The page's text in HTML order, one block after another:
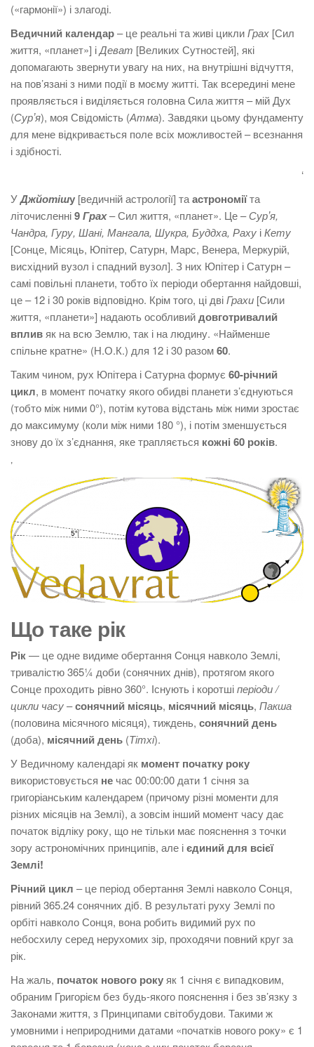
(«гармонії») і злагоді.
Ведичний календар– це реальні та живі циклиГрах [Сил
життя, «планет»] іДеват [Великих Сутностей], які
допомагають звернути увагу на них, на внутрішні відчуття,
на пов’язані з ними події в моєму житті. Так всередині мене
проявляється і виділяється головна Сила життя – мій Дух
(Сурʼя), моя Свідомість (Атма). Завдяки цьому фундаменту
для мене відкривається поле всіх можливостей – всезнання
і здібності.
‘
УДжйотішу [ведичній астрології] таастрономіїта
літочисленні9Грах– Сил життя, «планет». Це –Сурʼя,
Чандра, Гуру, Шані, Мангала, Шукра, Буддха, Раху іКету
[Сонце, Місяць, Юпітер, Сатурн, Марс, Венера, Меркурій,
висхідний вузол і спадний вузол]. З них Юпітер і Сатурн –
самі повільні планети, тобто їх періоди обертання найдовші,
це – 12 і 30 років відповідно. Крім того, ці двіГрахи [Сили
життя, «планети»] надають особливийдовготривалий
вплив як на всю Землю, так і на людину. «Найменше
спільне кратне» (Н.О.К.) для 12 і 30 разом60.
Таким чином, рух Юпітера і Сатурна формує 60-річний
цикл, в момент початку якого обидві планети з’єднуються
(тобто між ними 0°), потім кутова відстань між ними зростає
до максимуму (коли між ними 180 °), і потім зменшується
знову до їх з’єднання, яке трапляється кожні 60 років.
ʼ
Що таке рік
Рік— це одне видиме обертання Сонця навколо Землі,
тривалістю 365¼ доби (сонячних днів), протягом якого
Сонце проходить рівно 360°. Існують і коротшіперіоди /
цикли часу–сонячний місяць, місячний місяць, Пакша
(половина місячного місяця), тиждень, сонячний день
(доба), місячний день (Тітхі).
У Ведичному календарі як момент початку року
використовується не час 00:00:00 дати 1 січня за
григоріанським календарем (причому різні моменти для
різних місяців на Землі), а зовсім інший момент часу дає
початок відліку року, що не тільки має пояснення з точки
зору астрономічних принципів, але ієдиний для всієї
Землі!
Річний цикл – це період обертання Землі навколо Сонця,
рівний 365.24 сонячних діб. В результаті руху Землі по
орбіті навколо Сонця, вона робить видимий рух по
небосхилу серед нерухомих зір, проходячи повний круг за
рік.
На жаль, початок нового року як 1 січня є випадковим,
обраним Григорієм без будь-якого пояснення і без зв’язку з
Законами життя, з Принципами світобудови. Такими ж
умовними і неприродними датами «початків нового року» є 1